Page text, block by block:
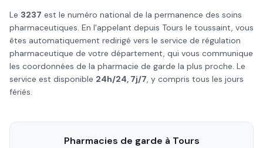
Le 3237 est le numéro national de la permanence des soins
pharmaceutiques. En l'appelant depuis Tours le toussaint, vous
êtes automatiquement redirigé vers le service de régulation
pharmaceutique de votre département, qui vous communique
les coordonnées de la pharmacie de garde la plus proche. Le
service est disponible 24h/24, 7j/7, y compris tous les jours
fériés.
Pharmacies de garde à Tours